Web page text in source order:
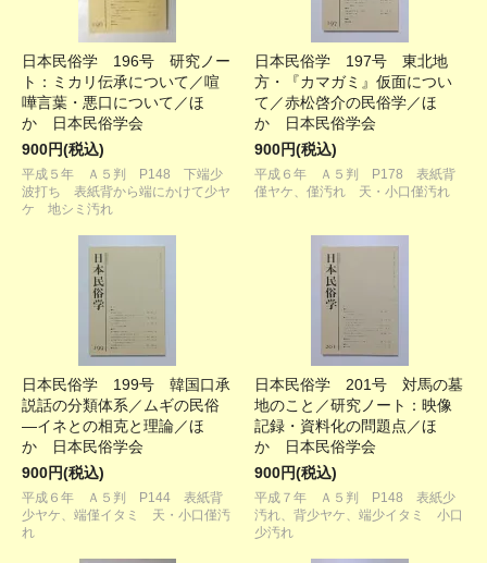
日本民俗学 196号 研究ノー
ト：ミカリ伝承について／喧
嘩言葉・悪口について／ほ
か 日本民俗学会
900円(税込)
平成５年 Ａ５判 P148 下端少
波打ち 表紙背から端にかけて少ヤ
ケ 地シミ汚れ
日本民俗学 197号 東北地
方・『カマガミ』仮面につい
て／赤松啓介の民俗学／ほ
か 日本民俗学会
900円(税込)
平成６年 Ａ５判 P178 表紙背
僅ヤケ、僅汚れ 天・小口僅汚れ
日本民俗学 199号 韓国口承
説話の分類体系／ムギの民俗
―イネとの相克と理論／ほ
か 日本民俗学会
900円(税込)
平成６年 Ａ５判 P144 表紙背
少ヤケ、端僅イタミ 天・小口僅汚
れ
日本民俗学 201号 対馬の墓
地のこと／研究ノート：映像
記録・資料化の問題点／ほ
か 日本民俗学会
900円(税込)
平成７年 Ａ５判 P148 表紙少
汚れ、背少ヤケ、端少イタミ 小口
少汚れ